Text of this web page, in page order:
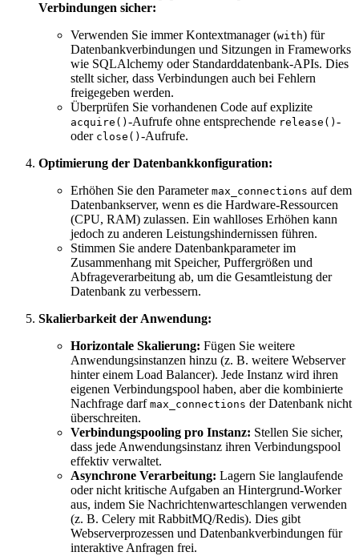
Verbindungen sicher:
Verwenden Sie immer Kontextmanager (with) für
Datenbankverbindungen und Sitzungen in Frameworks
wie SQLAlchemy oder Standarddatenbank-APIs. Dies
stellt sicher, dass Verbindungen auch bei Fehlern
freigegeben werden.
Überprüfen Sie vorhandenen Code auf explizite
acquire() -Aufrufe ohne entsprechende release() -
oder close() -Aufrufe.
Optimierung der Datenbankkonfiguration:
Erhöhen Sie den Parameter max_connections auf dem
Datenbankserver, wenn es die Hardware-Ressourcen
(CPU, RAM) zulassen. Ein wahlloses Erhöhen kann
jedoch zu anderen Leistungshindernissen führen.
Stimmen Sie andere Datenbankparameter im
Zusammenhang mit Speicher, Puffergrößen und
Abfrageverarbeitung ab, um die Gesamtleistung der
Datenbank zu verbessern.
Skalierbarkeit der Anwendung:
Horizontale Skalierung: Fügen Sie weitere
Anwendungsinstanzen hinzu (z. B. weitere Webserver
hinter einem Load Balancer). Jede Instanz wird ihren
eigenen Verbindungspool haben, aber die kombinierte
Nachfrage darf max_connections der Datenbank nicht
überschreiten.
Verbindungspooling pro Instanz: Stellen Sie sicher,
dass jede Anwendungsinstanz ihren Verbindungspool
effektiv verwaltet.
Asynchrone Verarbeitung: Lagern Sie langlaufende
oder nicht kritische Aufgaben an Hintergrund-Worker
aus, indem Sie Nachrichtenwarteschlangen verwenden
(z. B. Celery mit RabbitMQ/Redis). Dies gibt
Webserverprozessen und Datenbankverbindungen für
interaktive Anfragen frei.